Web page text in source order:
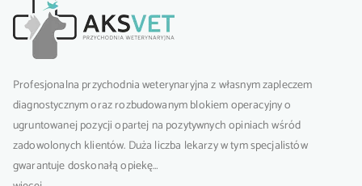
Profesjonalna przychodnia weterynaryjna z własnym zapleczem
diagnostycznym oraz rozbudowanym blokiem operacyjny o
ugruntowanej pozycji opartej na pozytywnych opiniach wśród
zadowolonych klientów. Duża liczba lekarzy w tym specjalistów
gwarantuje doskonałą opiekę…